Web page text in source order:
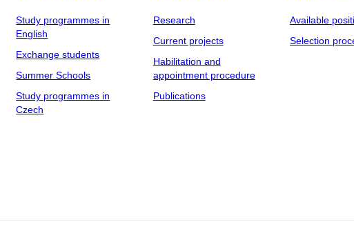
Study programmes in
English
Exchange students
Summer Schools
Study programmes in
Czech
Research
Current projects
Habilitation and
appointment procedure
Publications
Available
Selection